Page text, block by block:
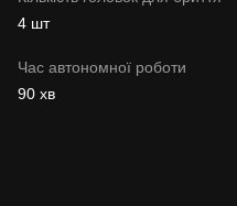
4 шт
Час автономної роботи
90 хв